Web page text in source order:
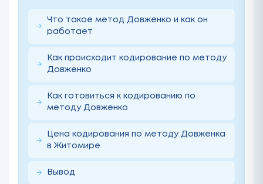
Что такое метод Довженко и как он
работает
Как происходит кодирование по методу
Довженко
Как готовиться к кодированию по
методу Довженко
Цена кодирования по методу Довженка
в Житомире
Вывод